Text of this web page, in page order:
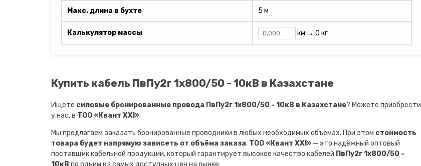
Макс. длина в бухте 5 м
Калькулятор массы км → 0 кг
Купить кабель ПвПу2г 1х800/50 - 10кВ в Казахстане
Ищете силовые бронированные провода ПвПу2г 1х800/50 - 10кВ в Казахстане? Можете приобрести
у нас, в ТОО «Квант XXI».
Мы предлагаем заказать бронированные проводники в любых необходимых объёмах. При этом стоимость
товара будет напрямую зависеть от объёма заказа. ТОО «Квант XXI» — это надёжный оптовый
поставщик кабельной продукции, который гарантирует высокое качество кабелей ПвПу2г 1х800/50 -
10кВ по одним из самых доступных цен на рынке.